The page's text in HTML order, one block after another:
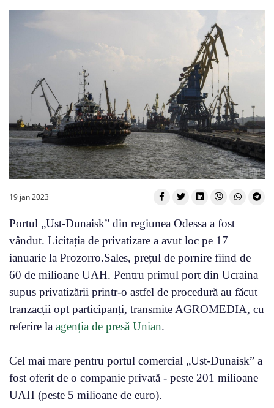
19 jan 2023
Portul „Ust-Dunaisk” din regiunea Odessa a fost
vândut. Licitația de privatizare a avut loc pe 17
ianuarie la Prozorro.Sales, prețul de pornire fiind de
60 de milioane UAH. Pentru primul port din Ucraina
supus privatizării printr-o astfel de procedură au făcut
tranzacții opt participanți, transmite AGROMEDIA, cu
referire la agenția de presă Unian.
Cel mai mare pentru portul comercial „Ust-Dunaisk” a
fost oferit de o companie privată - peste 201 milioane
UAH (peste 5 milioane de euro).